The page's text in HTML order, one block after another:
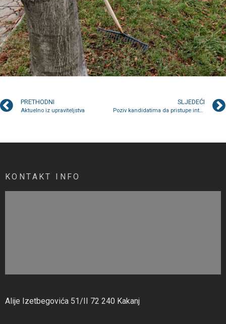
PRETHODNI
Aktuelno iz upraviteljstva
SLJEDEĆI
Poziv kandidatima da pristupe intervjuu
KONTAKT INFO
Alije Izetbegovića 51/II 72 240 Kakanj